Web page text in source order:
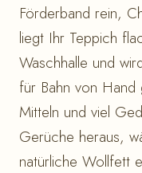
Förderband rein,
liegt Ihr Teppich
Waschhalle und
für Bahn von
Mitteln und viel
Gerüche heraus,
natürliche Wollfett